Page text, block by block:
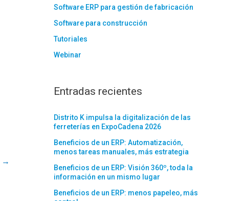
→
Software ERP para gestión de fabricación
Software para construcción
Tutoriales
Webinar
Entradas recientes
Distrito K impulsa la digitalización de las
ferreterías en ExpoCadena 2026
Beneficios de un ERP: Automatización,
menos tareas manuales, más estrategia
Beneficios de un ERP: Visión 360º, toda la
información en un mismo lugar
Beneficios de un ERP: menos papeleo, más